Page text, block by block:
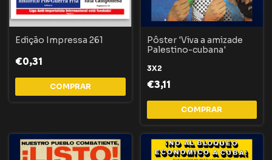
Edição Impressa 261
€0,31
Pôster 'Viva a amizade
Palestino-cubana'
3X2
€3,11
COMPRAR